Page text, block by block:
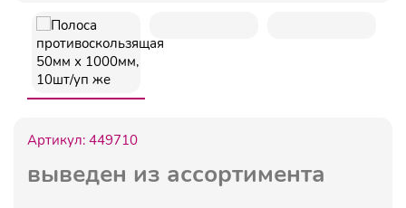
Артикул: 449710
выведен из ассортимента